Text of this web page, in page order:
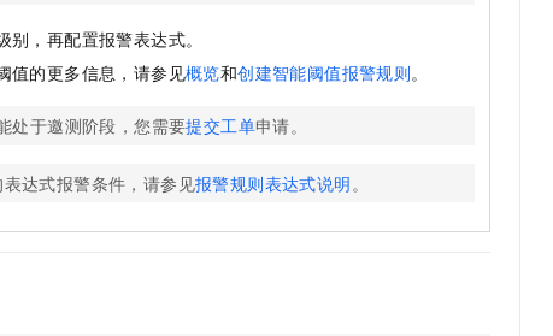
别，再配置报警表达式。
值的更多信息，请参见概览和创建智能阈值报警规则。
处于邀测阶段，您需要提交工单申请。
达式报警条件，请参见报警规则表达式说明。